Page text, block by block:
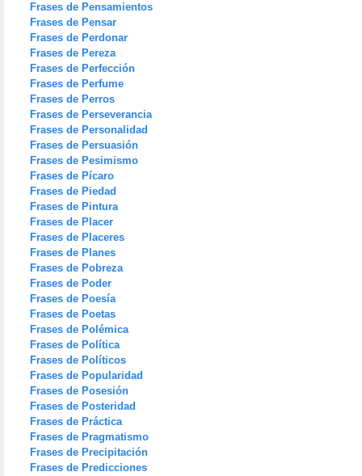
Frases de Pensamientos
Frases de Pensar
Frases de Perdonar
Frases de Pereza
Frases de Perfección
Frases de Perfume
Frases de Perros
Frases de Perseverancia
Frases de Personalidad
Frases de Persuasión
Frases de Pesimismo
Frases de Pícaro
Frases de Piedad
Frases de Pintura
Frases de Placer
Frases de Placeres
Frases de Planes
Frases de Pobreza
Frases de Poder
Frases de Poesía
Frases de Poetas
Frases de Polémica
Frases de Política
Frases de Políticos
Frases de Popularidad
Frases de Posesión
Frases de Posteridad
Frases de Práctica
Frases de Pragmatismo
Frases de Precipitación
Frases de Predicciones